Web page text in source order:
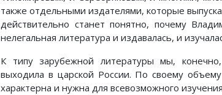
также отдельными издателями, которые
действительно станет понятно, почему
нелегальная литература и издавалась, и
К типу зарубежной литературы мы,
выходила в царской России. По своему
характерна и нужна для всевозможного